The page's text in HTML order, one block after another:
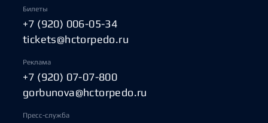
Билеты
+7 (920) 006-05-34
tickets@hctorpedo.ru
Реклама
+7 (920) 07-07-800
gorbunova@hctorpedo.ru
Пресс-служба